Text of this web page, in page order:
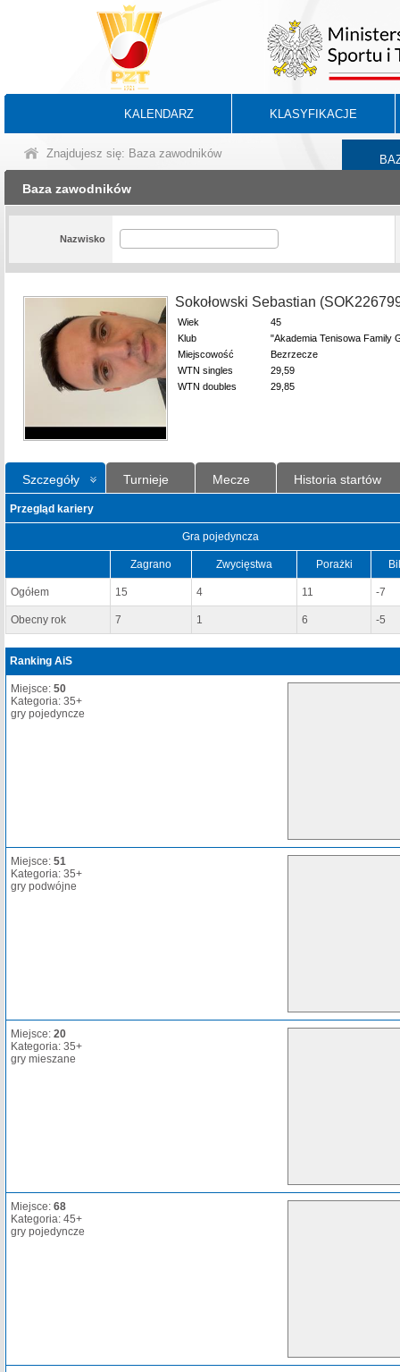
KALENDARZ KLASYFIKACJE
Znajdujesz się: Baza zawodników
Baza zawodników
Nazwisko
Sokołowski Sebastian
Wiek
45
Klub
"Akademia Tenisowa Family
Miejscowość
Bezrzecze
WTN singles
29,59
WTN doubles
29,85
Szczegóły Turnieje Mecze Historia startów
Przegląd kariery
Gra pojedyncza
Zagrano Zwycięstwa Porażki
Ogółem 15 4 11 -7
Obecny rok 7 1 6 -5
Ranking AiS
Miejsce: 50
Kategoria: 35+
gry pojedyncze
Miejsce: 51
Kategoria: 35+
gry podwójne
Miejsce: 20
Kategoria: 35+
gry mieszane
Miejsce: 68
Kategoria: 45+
gry pojedyncze